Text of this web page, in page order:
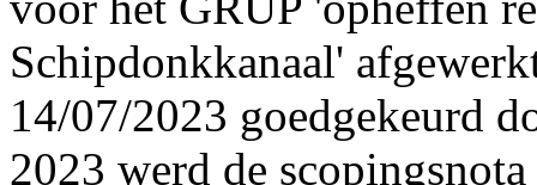
Schipdonkkanaal'
14/07/2023 goedgekeurd
2023 werd de